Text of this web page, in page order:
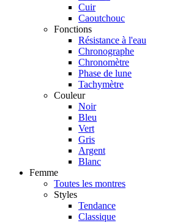
Cuir
Caoutchouc
Fonctions
Résistance à l'eau
Chronographe
Chronomètre
Phase de lune
Tachymètre
Couleur
Noir
Bleu
Vert
Gris
Argent
Blanc
Femme
Toutes les montres
Styles
Tendance
Classique